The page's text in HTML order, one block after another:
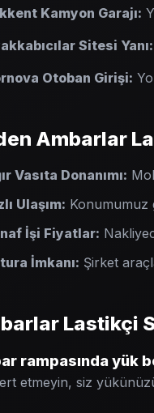
Kamyon Garajı:
Sitesi Yanı:
Otoban Girişi:
Ambarlar
Vasıta Donanımı:
Ulaşım: Konumumuz
İşi Fiyatlar:
İmkanı: Şirket
Lastikçi
rampasında yük
etmeyin, siz